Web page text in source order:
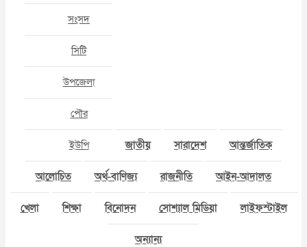
সংসদ
সিটি
উপজেলা
পৌর
ইউপি জাতীয় সারাদেশ আন্তর্জাতিক
আলোচিত অর্থ-বাণিজ্য রাজনীতি আইন-আদালত
খেলা শিক্ষা বিনোদন সোশ্যাল মিডিয়া লাইফস্টাইল
অন্যান্য